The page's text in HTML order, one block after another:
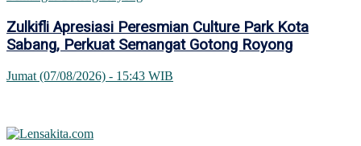
Zulkifli Apresiasi Peresmian Culture Park Kota
Sabang, Perkuat Semangat Gotong Royong
Jumat (07/08/2026) - 15:43 WIB